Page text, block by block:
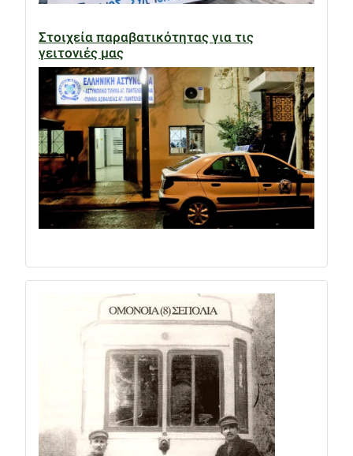
Στοιχεία παραβατικότητας για τις
γειτονιές μας